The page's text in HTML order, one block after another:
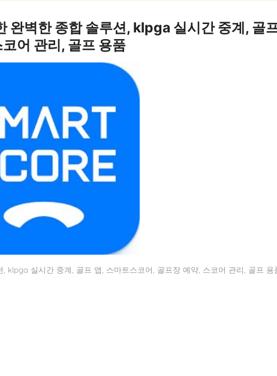
완벽한 종합 솔루션, klpga 실시간 중계, 골
어 관리, 골프 용품
klpga 실시간 중계, 골프 앱, 스마트스코어, 골프장 예약, 스코어 관리, 골프 용